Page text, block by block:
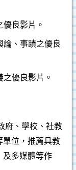
良影片。
論、事蹟之優良
優良影片。
府、學校、社教
單位，推薦具教
及多媒體等作